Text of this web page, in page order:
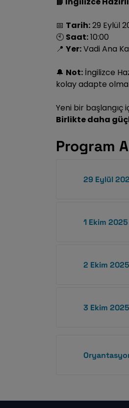
📘
📅 Tarih:29 Eylül
🕙 Saat:10:00
📍 Yer:Vadi Ana
🔔 Not: İngilizce
kolay adapte
Yeni bir başlangıç
Birlikte daha
Program
29 Eylül
1 Ekim 2025
2 Ekim 2025
3 Ekim 2025